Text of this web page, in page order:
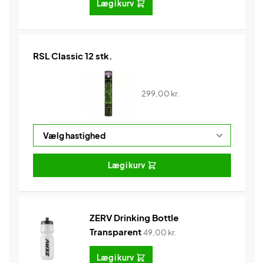
Læg i kurv
RSL Classic 12 stk.
299,00 kr.
Læg i kurv
ZERV Drinking Bottle
Transparent49,00 kr.
Læg i kurv